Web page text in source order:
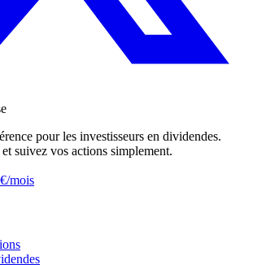
pour les investisseurs en dividendes.
suivez vos actions simplement.
mois